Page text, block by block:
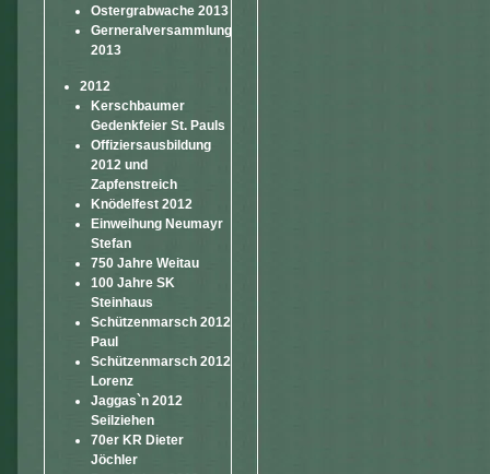
Ostergrabwache 2013
Gerneralversammlung
2013
2012
Kerschbaumer
Gedenkfeier St. Pauls
Offiziersausbildung
2012 und
Zapfenstreich
Knödelfest 2012
Einweihung Neumayr
Stefan
750 Jahre Weitau
100 Jahre SK
Steinhaus
Schützenmarsch 2012
Paul
Schützenmarsch 2012
Lorenz
Jaggas`n 2012
Seilziehen
70er KR Dieter
Jöchler